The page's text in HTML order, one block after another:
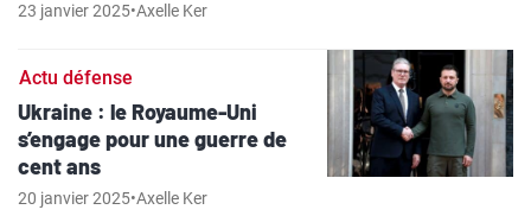
23 janvier 2025•Axelle Ker
Actu défense
Ukraine : le Royaume-Uni
s’engage pour une guerre de
cent ans
20 janvier 2025•Axelle Ker